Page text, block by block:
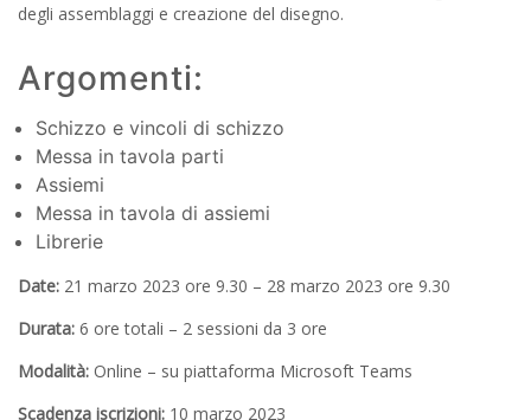
degli assemblaggi e creazione del disegno.
Argomenti:
Schizzo e vincoli di schizzo
Messa in tavola parti
Assiemi
Messa in tavola di assiemi
Librerie
Date: 21 marzo 2023 ore 9.30 – 28 marzo 2023 ore 9.30
Durata: 6 ore totali – 2 sessioni da 3 ore
Modalità: Online – su piattaforma Microsoft Teams
Scadenza iscrizioni: 10 marzo 2023